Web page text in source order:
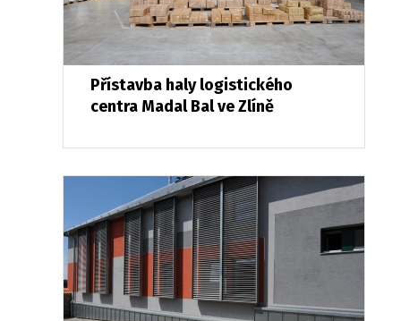
Přístavba haly logistického
centra Madal Bal ve Zlíně